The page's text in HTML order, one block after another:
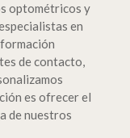
optométricos y
en
de contacto,
es ofrecer el
de nuestros